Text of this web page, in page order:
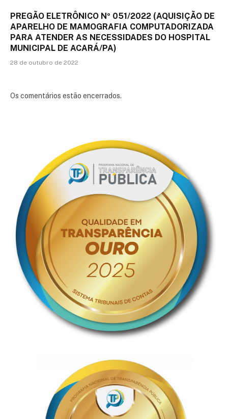
PREGÃO ELETRÔNICO Nº 051/2022 (AQUISIÇÃO DE
APARELHO DE MAMOGRAFIA COMPUTADORIZADA
PARA ATENDER AS NECESSIDADES DO HOSPITAL
MUNICIPAL DE ACARÁ/PA)
28 de outubro de 2022
Os comentários estão encerrados.